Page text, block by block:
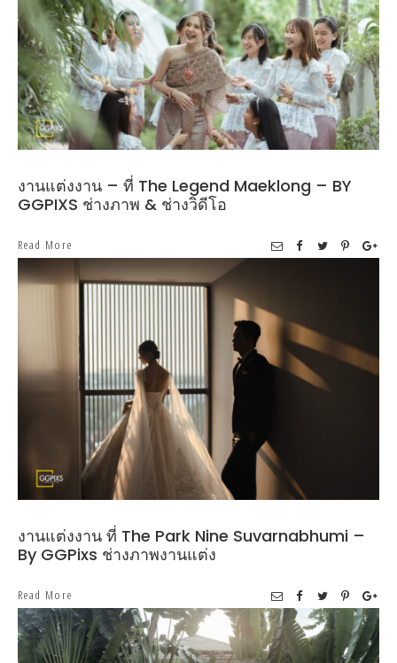
งานแต่งงาน – ที่ The Legend Maeklong – BY
GGPIXS ช่างภาพ & ช่างวิดีโอ
Read More
งานแต่งงาน ที่ The Park Nine Suvarnabhumi –
By GGPixs ช่างภาพงานแต่ง
Read More